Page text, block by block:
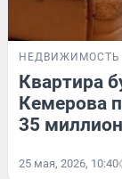
НЕДВИЖИМОСТЬ
Квартира
Кемерова
35
25 мая, 2026, 10:40